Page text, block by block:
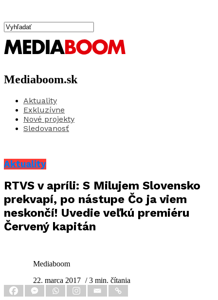
Mediaboom.sk
Aktuality
Exkluzívne
Nové projekty
Sledovanosť
Aktuality
RTVS v apríli: S Milujem Slovensko
prekvapí, po nástupe Čo ja viem
neskončí! Uvedie veľkú premiéru
Červený kapitán
Mediaboom
22. marca 2017 / 3 min. čítania